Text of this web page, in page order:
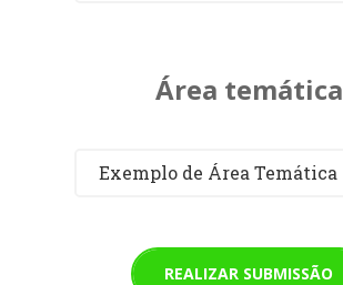
Área temática
Exemplo de Área Temática
REALIZAR SUBMISSÃO